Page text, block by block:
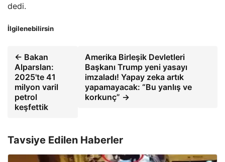
dedi.
İlgilenebilirsin
← Bakan
Alparslan:
2025'te 41
milyon varil
petrol
keşfettik
Amerika Birleşik Devletleri
Başkanı Trump yeni yasayı
imzaladı! Yapay zeka artık
yapamayacak: “Bu yanlış ve
korkunç” →
Tavsiye Edilen Haberler